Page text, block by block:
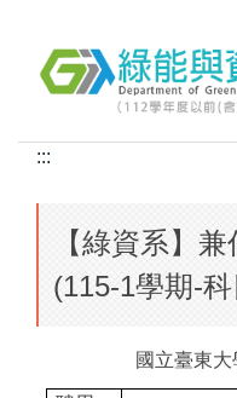
:::
【綠資系】
(115-1學期-
國立臺東